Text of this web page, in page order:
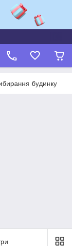
будинку